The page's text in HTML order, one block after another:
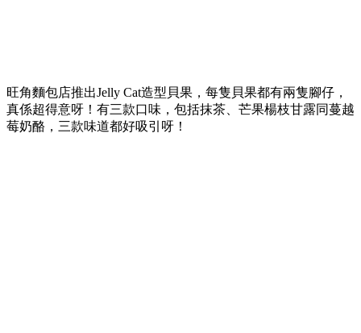
旺角麵包店推出Jelly Cat造型貝果，每隻貝果都有兩隻腳仔，
真係超得意呀！有三款口味，包括抹茶、芒果楊枝甘露同蔓越
莓奶酪，三款味道都好吸引呀！